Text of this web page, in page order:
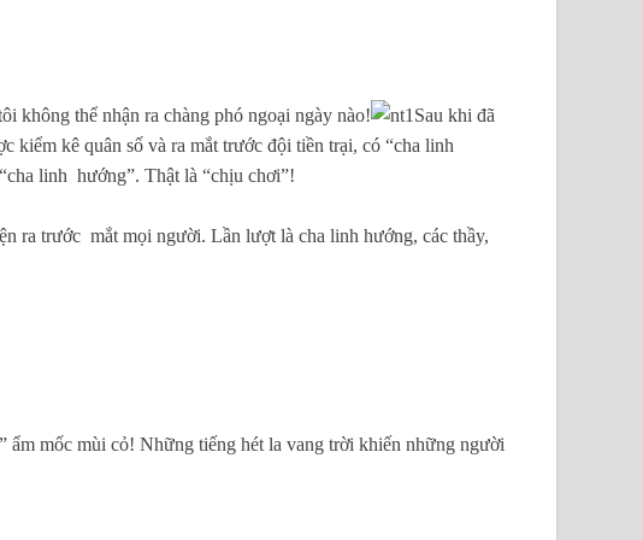
không thể nhận ra chàng phó ngoại ngày nào!
Sau khi đã
kê quân số và ra mắt trước đội tiền trại, có “cha linh
linh hướng”. Thật là “chịu chơi”!
ra trước mắt mọi người. Lần lượt là cha linh hướng, các thầy,
mốc mùi cỏ! Những tiếng hét la vang trời khiến những người